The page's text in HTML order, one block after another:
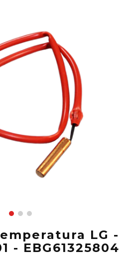
LG -
- EBG61325804